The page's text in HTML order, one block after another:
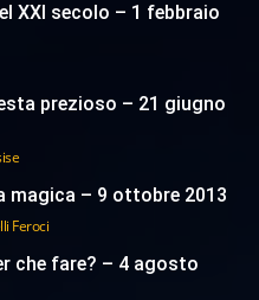
XXI secolo – 1 febbraio
prezioso – 21 giugno
magica – 9 ottobre 2013
Feroci
che fare? – 4 agosto